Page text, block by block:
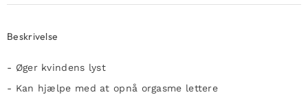
Beskrivelse
- Øger kvindens lyst
- Kan hjælpe med at opnå orgasme lettere